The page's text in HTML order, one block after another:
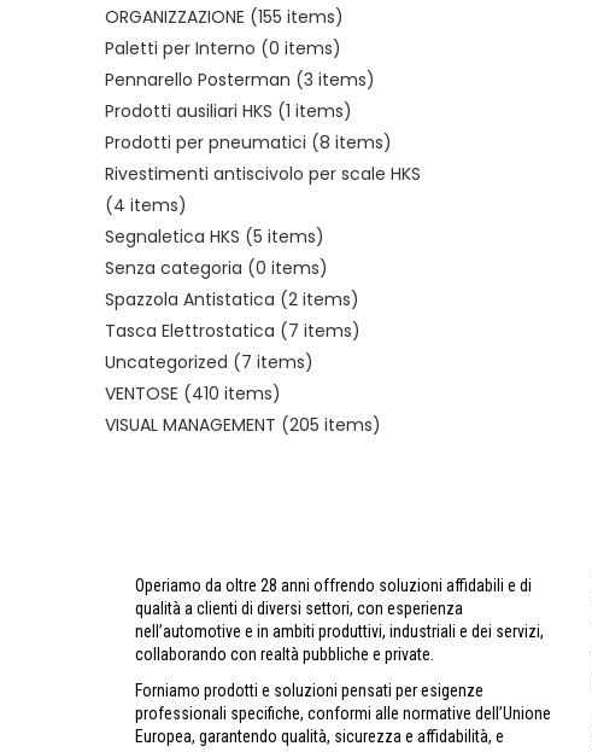
ORGANIZZAZIONE (155 items)
Paletti per Interno (0 items)
Pennarello Posterman (3 items)
Prodotti ausiliari HKS (1 items)
Prodotti per pneumatici (8 items)
Rivestimenti antiscivolo per scale HKS
(4 items)
Segnaletica HKS (5 items)
Senza categoria (0 items)
Spazzola Antistatica (2 items)
Tasca Elettrostatica (7 items)
Uncategorized (7 items)
VENTOSE (410 items)
VISUAL MANAGEMENT (205 items)
Operiamo da oltre 28 anni offrendo soluzioni affidabili e di
qualità a clienti di diversi settori, con esperienza
nell’automotive e in ambiti produttivi, industriali e dei servizi,
collaborando con realtà pubbliche e private.
Forniamo prodotti e soluzioni pensati per esigenze
professionali specifiche, conformi alle normative dell’Unione
Europea, garantendo qualità, sicurezza e affidabilità, e